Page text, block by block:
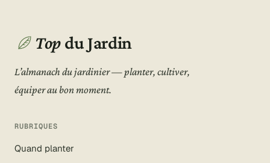
Top du Jardin
L’almanach du jardinier — planter, cultiver,
équiper au bon moment.
RUBRIQUES
Quand planter